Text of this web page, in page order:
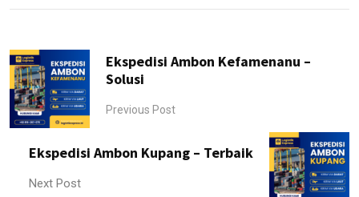
Ekspedisi Ambon Kefamenanu –
Solusi
Previous Post
Ekspedisi Ambon Kupang – Terbaik
Next Post